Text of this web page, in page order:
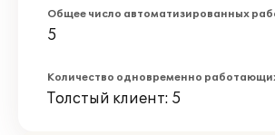
Общее число автоматизированных
5
Количество одновременно
Толстый клиент: 5